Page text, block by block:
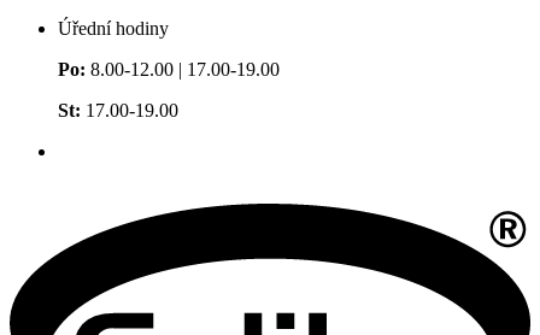
Úřední hodiny
Po: 8.00-12.00 | 17.00-19.00
St: 17.00-19.00